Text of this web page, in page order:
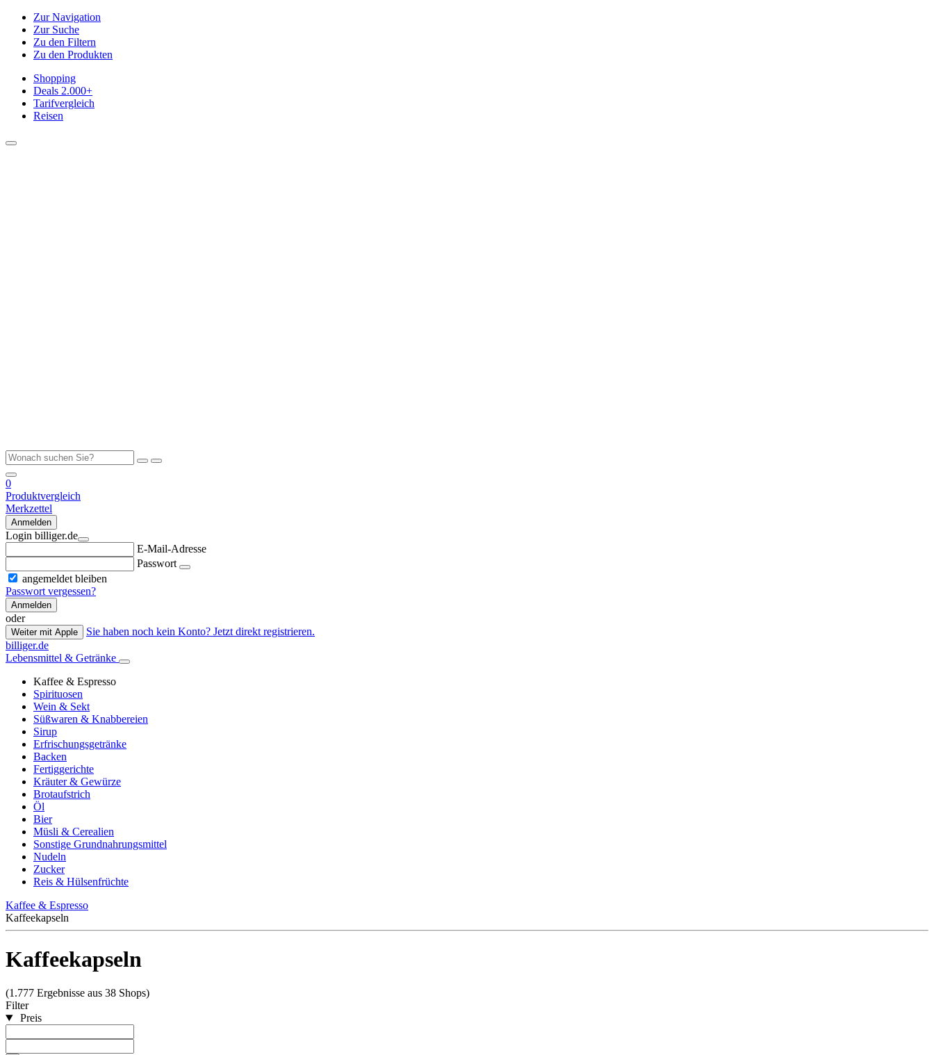
Zur Navigation
Zur Suche
Zu den Filtern
Zu den Produkten
Shopping
Deals 2.000+
Tarifvergleich
Reisen
0
Produktvergleich
Merkzettel
Anmelden
Login billiger.de
E-Mail-Adresse
Passwort
angemeldet bleiben
Passwort vergessen?
Anmelden
oder
Weiter mit Apple
Sie haben noch kein Konto? Jetzt direkt registrieren.
billiger.de
Lebensmittel & Getränke
Kaffee & Espresso
Spirituosen
Wein & Sekt
Süßwaren & Knabbereien
Sirup
Erfrischungsgetränke
Backen
Fertiggerichte
Kräuter & Gewürze
Brotaufstrich
Öl
Bier
Müsli & Cerealien
Sonstige Grundnahrungsmittel
Nudeln
Zucker
Reis & Hülsenfrüchte
Kaffee & Espresso
Kaffeekapseln
Kaffeekapseln
(1.777 Ergebnisse aus 38 Shops)
Filter
Preis